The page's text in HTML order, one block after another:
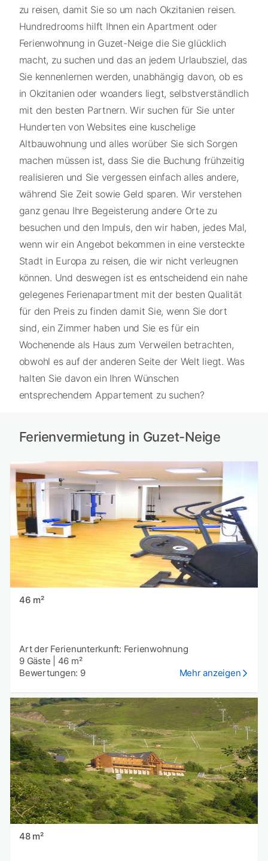
zu reisen, damit Sie so um nach Okzitanien reisen.
Hundredrooms hilft Ihnen ein Apartment oder
Ferienwohnung in Guzet-Neige die Sie glücklich
macht, zu suchen und das an jedem Urlaubsziel, das
Sie kennenlernen werden, unabhängig davon, ob es
in Okzitanien oder woanders liegt, selbstverständlich
mit den besten Partnern. Wir suchen für Sie unter
Hunderten von Websites eine kuschelige
Altbauwohnung und alles worüber Sie sich Sorgen
machen müssen ist, dass Sie die Buchung frühzeitig
realisieren und Sie vergessen einfach alles andere,
während Sie Zeit sowie Geld sparen. Wir verstehen
ganz genau Ihre Begeisterung andere Orte zu
besuchen und den Impuls, den wir haben, jedes Mal,
wenn wir ein Angebot bekommen in eine versteckte
Stadt in Europa zu reisen, die wir nicht verleugnen
können. Und deswegen ist es entscheidend ein nahe
gelegenes Ferienapartment mit der besten Qualität
für den Preis zu finden damit Sie, wenn Sie dort
sind, ein Zimmer haben und Sie es für ein
Wochenende als Haus zum Verweilen betrachten,
obwohl es auf der anderen Seite der Welt liegt. Was
halten Sie davon ein Ihren Wünschen
entsprechendem Appartement zu suchen?
Ferienvermietung in Guzet-Neige
46 m²
Art der Ferienunterkunft: Ferienwohnung
9 Gäste
46 m²
Bewertungen: 9
Mehr anzeigen
48 m²